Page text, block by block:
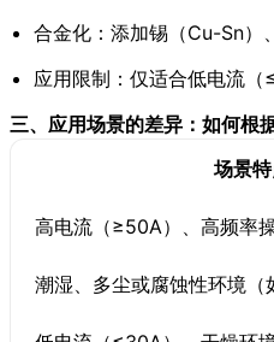
合金化：添加锡（Cu-Sn）
应用限制：仅适合低电流（
三、应用场景的差异：如何根
场景
高电流（≥50A）、高频率
潮湿、多尘或腐蚀性环境（